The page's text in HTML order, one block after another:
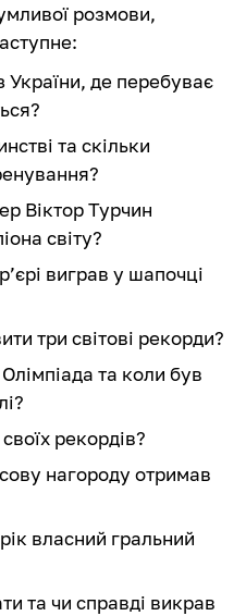
розмови,
України, де перебуває
та скільки
Віктор Турчин
світу?
виграв у шапочці
три світові рекорди?
та коли був
рекордів?
нагороду отримав
власний гральний
та чи справді викрав